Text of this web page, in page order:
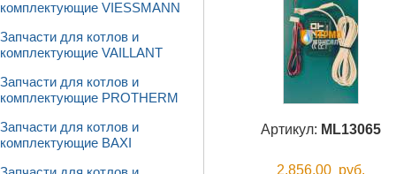
комплектующие VIESSMANN
Запчасти для котлов и
комплектующие VAILLANT
Запчасти для котлов и
комплектующие PROTHERM
Запчасти для котлов и
комплектующие BAXI
Артикул: ML13065
2.856,00 руб.